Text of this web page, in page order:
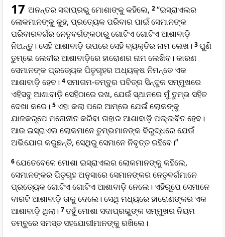
17 ଅନନ୍ତର ସଦାପ୍ରଭୁ ମୋଶାଙ୍କୁ କହିଲେ, 2“ଇସ୍ରାଏଲର
ଲୋକମାନଙ୍କୁ କୁହ, ପ୍ରତ୍ୟେକ ପରିବାର ପାଇଁ ସେମାନଙ୍କ
ପରିବାରବର୍ଗର ନେତୃବର୍ଗଙ୍କଠାରୁ ଗୋଟିଏ ଗୋଟିଏ ଆଶାବାଡ଼ି
ନିଅନ୍ତୁ। ସେହି ଆଶାବାଡ଼ି ଉପରେ ସେହି ବ୍ୟକ୍ତିର ନାମ ଲେଖ। 3ପୁଣି
ତୁମ୍ଭେ ଲେବୀର ଆଶାବାଡ଼ିରେ ହାରୋଣର ନାମ ଲେଖିବ। କାରଣ
ସେମାନଙ୍କ ପ୍ରତ୍ୟେକ ପିତୃଗୃହର ଅଧ୍ୟକ୍ଷ ନିମନ୍ତେ ଏକ
ଆଶାବାଡ଼ି ହେବ। 4ସମାଗମ-ତମ୍ବୁର ପବିତ୍ର ସିନ୍ଦୁକ ସମ୍ମୁଖରେ
ଏହିସବୁ ଆଶାବାଡ଼ି ସେହିଠାରେ ରଖ, ଯେଉଁ ସ୍ଥାନରେ ମୁଁ ତୁମ୍ଭ ସହିତ
ଦେଖା କରେ। 5ଏହା କଲା ପରେ ଆମ୍ଭେ ଯେଉଁ ଲୋକଙ୍କୁ
ଯାଜକରୂପେ ମନୋନୀତ କରିବା ତାହାର ଆଶାବାଡ଼ି ପଲ୍ଲବିତ ହେବ।
ଆଉ ଇସ୍ରାଏଲ ଲୋକମାନେ ତୁମ୍ଭମାନଙ୍କ ବିରୁଦ୍ଧରେ ଯେଉଁ
ଅଭିଯୋଗ କରୁଛନ୍ତି, ସେଥିରୁ ସେମାନେ ନିବୃତ୍ତ ରହିବେ।”
6ଯେତେବେଳେ ମୋଶା ଇସ୍ରାଏଲର ଲୋକମାନଙ୍କୁ କହିଲେ,
ସେମାନଙ୍କର ପିତୃଗୃହ ଅନୁସାରେ ସେମାନଙ୍କର ନେତୃବର୍ଗମାନେ
ପ୍ରତ୍ୟେକ ଗୋଟିଏ ଗୋଟିଏ ଆଶାବାଡ଼ି ନେଲେ। ଏହିରୂପେ ସେମାନେ
ବାରଟି ଆଶାବାଡ଼ି ତାକୁ ଦେଲେ। ସେଥି ମଧ୍ୟରେ ହାରୋଣଙ୍କର ଏକ
ଆଶାବାଡ଼ି ଥିଲା। 7ତହୁଁ ମୋଶା ସଦାପ୍ରଭୁଙ୍କ ସମ୍ମୁଖର ନିୟମ
ତମ୍ବୁରେ ସମସ୍ତ ସହଯୋଗୀମାନଙ୍କୁ ରଖିଲେ।